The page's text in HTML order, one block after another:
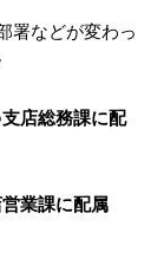
署などが変わっ
店総務課に配
業課に配属